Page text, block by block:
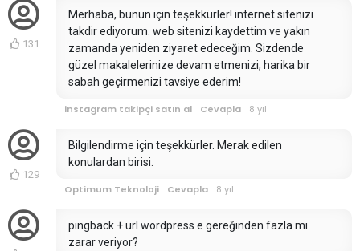
131
Merhaba, bunun için teşekkürler! internet sitenizi
takdir ediyorum. web sitenizi kaydettim ve yakın
zamanda yeniden ziyaret edeceğim. Sizdende
güzel makalelerinize devam etmenizi, harika bir
sabah geçirmenizi tavsiye ederim!
instagram takipçi satın al Cevapla 8 yıl
129
Bilgilendirme için teşekkürler. Merak edilen
konulardan birisi.
Optimum Teknoloji Cevapla 8 yıl
pingback + url wordpress e gereğinden fazla mı
zarar veriyor?